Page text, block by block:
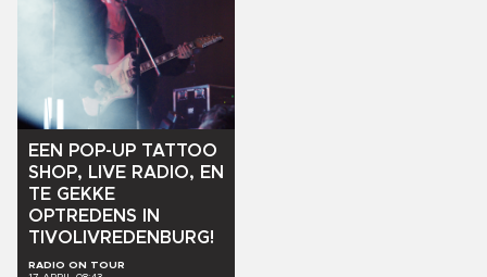
EEN POP-UP TATTOO
SHOP, LIVE RADIO, EN
TE GEKKE
OPTREDENS
IN
TIVOLIVREDENBURG!
RADIO ON TOUR